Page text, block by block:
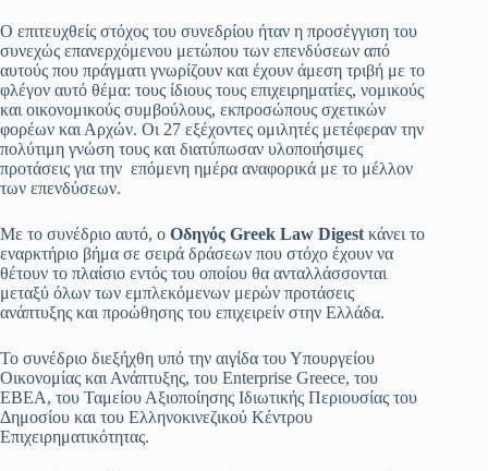
Ο επιτευχθείς στόχος του συνεδρίου ήταν η προσέγγιση του
συνεχώς επανερχόμενου μετώπου των επενδύσεων από
αυτούς που πράγματι γνωρίζουν και έχουν άμεση τριβή με το
φλέγον αυτό θέμα: τους ίδιους τους επιχειρηματίες, νομικούς
και οικονομικούς συμβούλους, εκπροσώπους σχετικών
φορέων και Αρχών. Οι 27 εξέχοντες ομιλητές μετέφεραν την
πολύτιμη γνώση τους και διατύπωσαν υλοποιήσιμες
προτάσεις για την επόμενη ημέρα αναφορικά με το μέλλον
των επενδύσεων.
Με το συνέδριο αυτό, ο Οδηγός Greek Law Digest κάνει το
εναρκτήριο βήμα σε σειρά δράσεων που στόχο έχουν να
θέτουν το πλαίσιο εντός του οποίου θα ανταλλάσσονται
μεταξύ όλων των εμπλεκόμενων μερών προτάσεις
ανάπτυξης και προώθησης του επιχειρείν στην Ελλάδα.
To συνέδριο διεξήχθη υπό την αιγίδα του Υπουργείου
Οικονομίας και Ανάπτυξης, του Enterprise Greece, του
EBEA, του Ταμείου Αξιοποίησης Ιδιωτικής Περιουσίας του
Δημοσίου και του Ελληνοκινεζικού Κέντρου
Επιχειρηματικότητας.